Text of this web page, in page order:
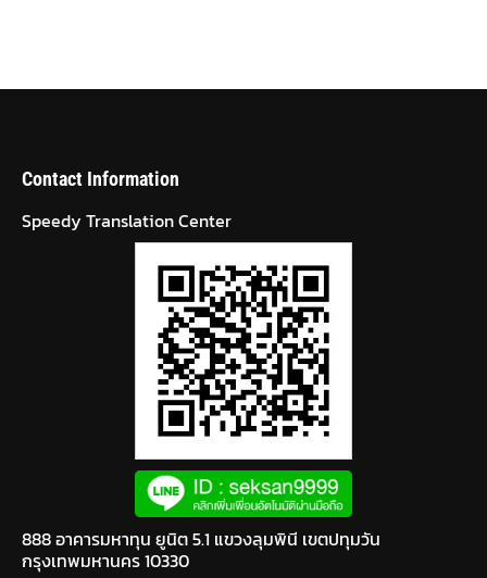
Contact Information
Speedy Translation Center
888 อาคารมหาทุน ยูนิต 5.1 แขวงลุมพินี เขตปทุมวัน
กรุงเทพมหานคร 10330